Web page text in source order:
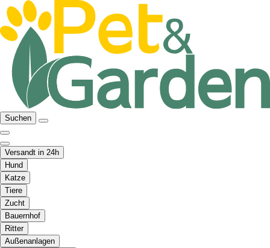
Suchen
Versandt in 24h
Hund
Katze
Tiere
Zucht
Bauernhof
Ritter
Außenanlagen